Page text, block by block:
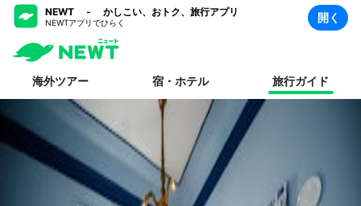
NEWT - かしこい、おトク、旅行アプリ
NEWTアプリでひらく 開く
海外ツアー 宿・ホテル 旅行ガイド